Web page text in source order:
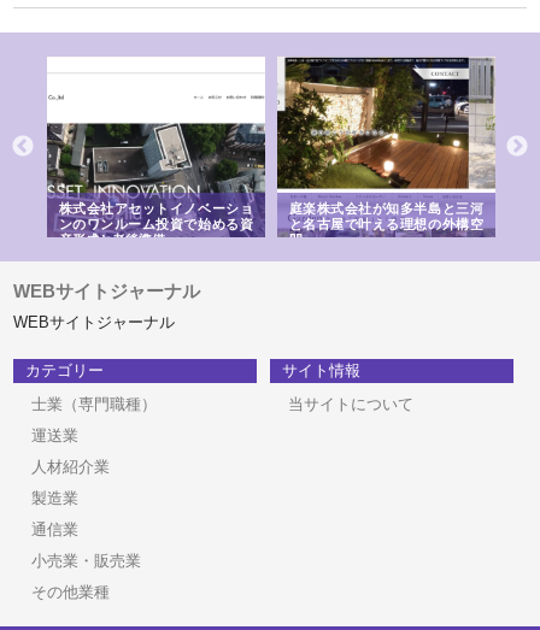
株式会社アセットイノベーショ
ンのワンルーム投資で始める資
産形成と老後準備
庭楽株式会社が知多半島と三河
と名古屋で叶える理想の外構空
間
WEBサイトジャーナル
WEBサイトジャーナル
カテゴリー
士業（専門職種）
運送業
人材紹介業
製造業
通信業
小売業・販売業
その他業種
サイト情報
当サイトについて